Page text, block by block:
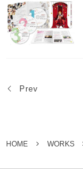
Prev
HOME WORKS